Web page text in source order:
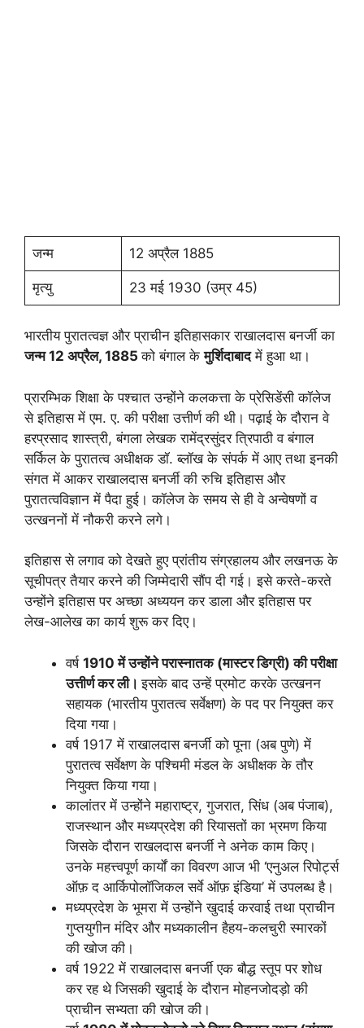
जन्म 12 अप्रैल 1885
मृत्यु 23 मई 1930 (उम्र 45)
भारतीय पुरातत्वज्ञ और प्राचीन इतिहासकार राखालदास बनर्जी का
जन्म 12 अप्रैल, 1885को बंगाल केमुर्शिदाबादमें हुआ था।
प्रारम्भिक शिक्षा के पश्चात उन्होंने कलकत्ता के प्रेसिडेंसी कॉलेज
से इतिहास में एम. ए. की परीक्षा उत्तीर्ण की थी। पढ़ाई के दौरान वे
हरप्रसाद शास्त्री, बंगला लेखक रामेंद्रसुंदर त्रिपाठी व बंगाल
सर्किल के पुरातत्व अधीक्षक डॉ. ब्लॉख के संपर्क में आए तथा इनकी
संगत में आकर राखालदास बनर्जी की रुचि इतिहास और
पुरातत्वविज्ञान में पैदा हुई। कॉलेज के समय से ही वे अन्वेषणों व
उत्खननों में नौकरी करने लगे।
इतिहास से लगाव को देखते हुए प्रांतीय संग्रहालय और लखनऊ के
सूचीपत्र तैयार करने की जिम्मेदारी सौंप दी गई। इसे करते-करते
उन्होंने इतिहास पर अच्छा अध्ययन कर डाला और इतिहास पर
लेख-आलेख का कार्य शुरू कर दिए।
वर्ष 1910 में उन्होंने परास्नातक (मास्टर डिग्री) की परीक्षा
उत्तीर्ण कर ली।इसके बाद उन्हें प्रमोट करके उत्खनन
सहायक (भारतीय पुरातत्व सर्वेक्षण) के पद पर नियुक्त कर
दिया गया।
वर्ष 1917 में राखालदास बनर्जी को पूना (अब पुणे) में
पुरातत्व सर्वेक्षण के पश्चिमी मंडल के अधीक्षक के तौर
नियुक्त किया गया।
कालांतर में उन्होंने महाराष्ट्र, गुजरात, सिंध (अब पंजाब),
राजस्थान और मध्यप्रदेश की रियासतों का भ्रमण किया
जिसके दौरान राखलदास बनर्जी ने अनेक काम किए।
उनके महत्त्वपूर्ण कार्यों का विवरण आज भी ‘एनुअल रिपोर्ट्स
ऑफ़ द आर्किपोलॉजिकल सर्वे ऑफ़ इंडिया’ में उपलब्ध है।
मध्यप्रदेश के भूमरा में उन्होंने खुदाई करवाई तथा प्राचीन
गुप्तयुगीन मंदिर और मध्यकालीन हैहय-कलचुरी स्मारकों
की खोज की।
वर्ष 1922 में राखालदास बनर्जी एक बौद्ध स्तूप पर शोध
कर रह थे जिसकी खुदाई के दौरान मोहनजोदड़ो की
प्राचीन सभ्यता की खोज की।